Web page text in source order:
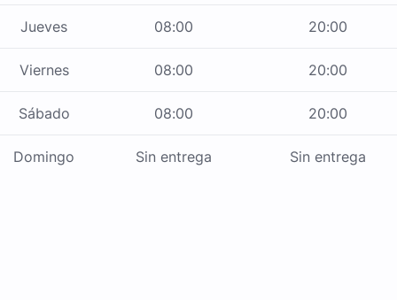
Jueves 08:00 20:00
Viernes 08:00 20:00
Sábado 08:00 20:00
Domingo Sin entrega Sin entrega